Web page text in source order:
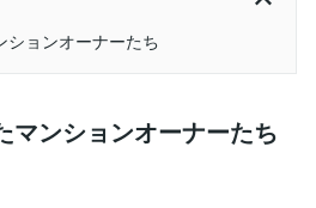
ションオーナーたち
マンションオーナーたち